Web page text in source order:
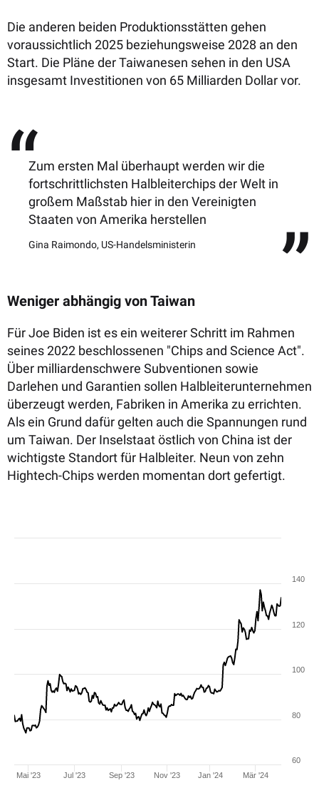
Die anderen beiden Produktionsstätten gehen
voraussichtlich 2025 beziehungsweise 2028 an den
Start. Die Pläne der Taiwanesen sehen in den USA
insgesamt Investitionen von 65 Milliarden Dollar vor.
Zum ersten Mal überhaupt werden wir die
fortschrittlichsten Halbleiterchips der Welt in
großem Maßstab hier in den Vereinigten
Staaten von Amerika herstellen
Gina Raimondo, US-Handelsministerin
Weniger abhängig von Taiwan
Für Joe Biden ist es ein weiterer Schritt im Rahmen
seines 2022 beschlossenen "Chips and Science Act".
Über milliardenschwere Subventionen sowie
Darlehen und Garantien sollen Halbleiterunternehmen
überzeugt werden, Fabriken in Amerika zu errichten.
Als ein Grund dafür gelten auch die Spannungen rund
um Taiwan. Der Inselstaat östlich von China ist der
wichtigste Standort für Halbleiter. Neun von zehn
Hightech-Chips werden momentan dort gefertigt.
Mai '23 Jul '23 Sep '23 Nov '23 Jan '24 Mär '24
60
80
100
120
140